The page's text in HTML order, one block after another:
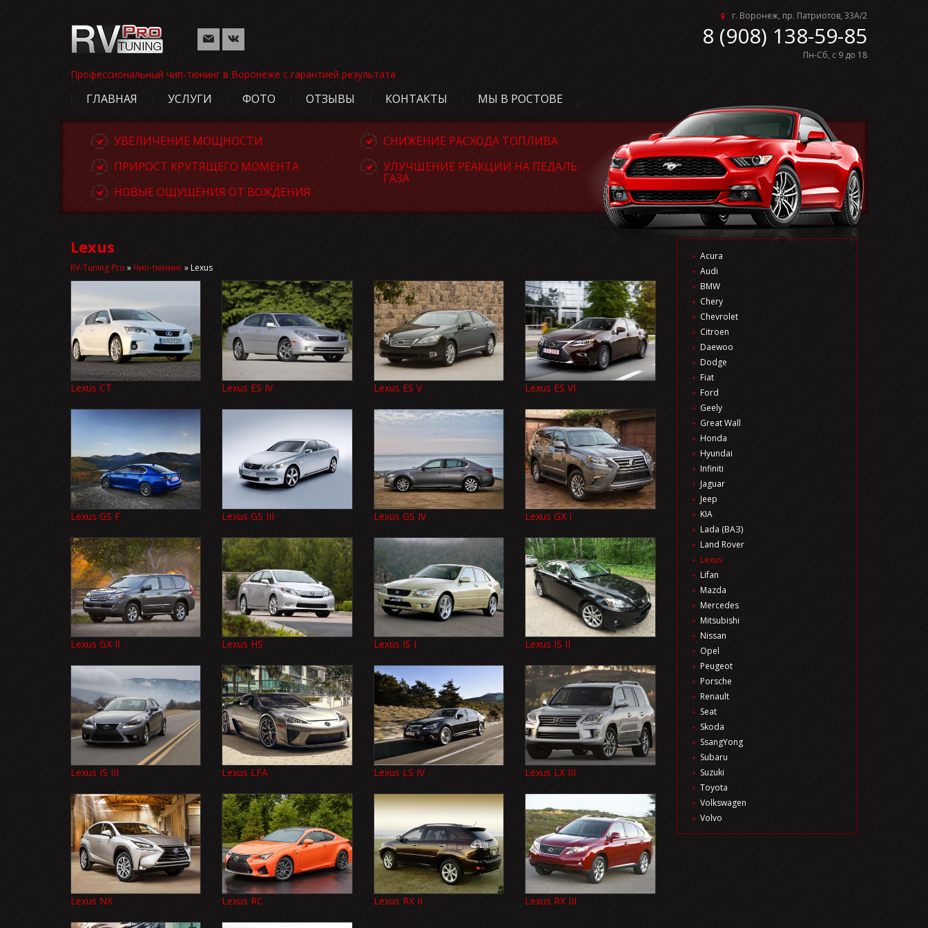
г. Воронеж, пр. Патриотов, 33А/2
8 (908) 138-59-85
Пн-Сб, с 9 до 18
Профессиональный чип-тюнинг в Воронеже с гарантией результата
ГЛАВНАЯ УСЛУГИ ФОТО ОТЗЫВЫ КОНТАКТЫ МЫ В РОСТОВЕ
УВЕЛИЧЕНИЕ МОЩНОСТИ
ПРИРОСТ КРУТЯЩЕГО МОМЕНТА
НОВЫЕ ОЩУЩЕНИЯ ОТ ВОЖДЕНИЯ
СНИЖЕНИЕ РАСХОДА ТОПЛИВА
УЛУЧШЕНИЕ РЕАКЦИИ НА ПЕДАЛЬ
ГАЗА
Lexus
RV-Tuning Pro » Чип-тюнинг» Lexus
Lexus CT Lexus ES IV Lexus ES V Lexus ES VI
Lexus GS F Lexus GS III Lexus GS IV Lexus GX I
Lexus GX II Lexus HS Lexus IS I Lexus IS II
Lexus IS III Lexus LFA Lexus LS IV Lexus LX III
Lexus NX Lexus RC Lexus RX II Lexus RX III
Acura
Audi
BMW
Chery
Chevrolet
Citroen
Daewoo
Dodge
Fiat
Ford
Geely
Great Wall
Honda
Hyundai
Infiniti
Jaguar
Jeep
KIA
Lada (ВАЗ)
Land Rover
Lexus
Lifan
Mazda
Mercedes
Mitsubishi
Nissan
Opel
Peugeot
Porsche
Renault
Seat
Skoda
SsangYong
Subaru
Suzuki
Toyota
Volkswagen
Volvo